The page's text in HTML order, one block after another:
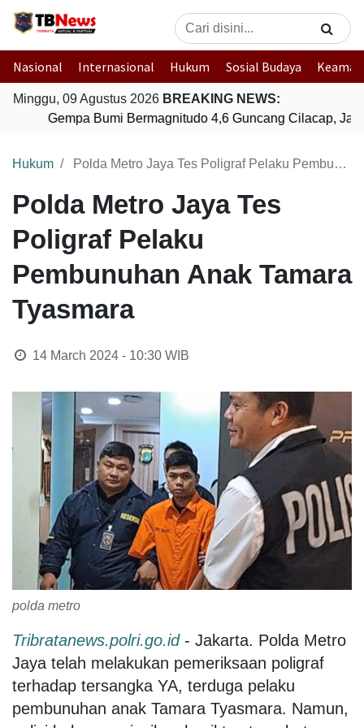
Nasional Internasional Hukum Sosial Budaya
Minggu, 09 Agustus 2026 BREAKING NEWS:
Gempa Bumi Bermagnitudo 4,6 Guncang Cilacap,
Hukum Polda Metro Jaya Tes Poligraf Pelaku Pembunuhan Anak Tamara Tyasmara
Polda Metro Jaya Tes
Poligraf Pelaku
Pembunuhan Anak Tamara
Tyasmara
14 March 2024 - 10:30WIB
polda metro
Tribratanews.polri.go.id- Jakarta. Polda Metro
Jaya telah melakukan pemeriksaan poligraf
terhadap tersangka YA, terduga pelaku
pembunuhan anak Tamara Tyasmara. Namun,